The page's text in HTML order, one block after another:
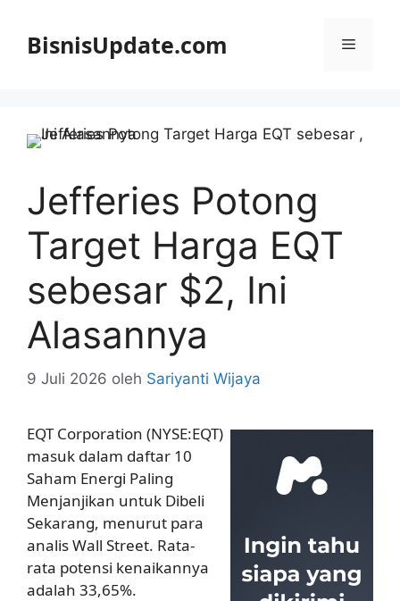
BisnisUpdate.com Menu
Jefferies Potong
Target Harga EQT
sebesar $2, Ini
Alasannya
9 Juli 2026 oleh Sariyanti Wijaya
EQT Corporation (NYSE:EQT)
masuk dalam daftar 10
Saham Energi Paling
Menjanjikan untuk Dibeli
Sekarang, menurut para
analis Wall Street. Rata-
rata potensi kenaikannya
adalah 33,65%.